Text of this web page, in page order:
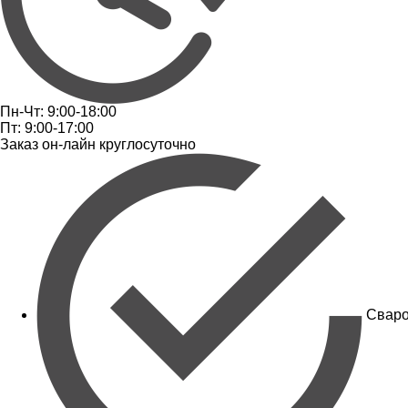
Пн-Чт: 9:00-18:00
Пт: 9:00-17:00
Заказ он-лайн круглосуточно